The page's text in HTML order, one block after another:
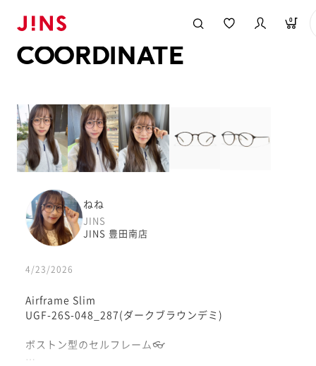
0
COORDINATE
ねね
JINS
JINS 豊田南店
4/23/2026
Airframe Slim
UGF-26S-048_287(ダークブラウンデミ)
ボストン型のセルフレーム👓